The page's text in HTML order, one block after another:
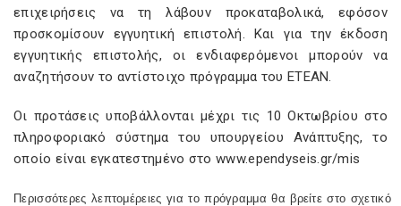
επιχειρήσεις να τη λάβουν προκαταβολικά, εφόσον
προσκομίσουν εγγυητική επιστολή. Και για την έκδοση
εγγυητικής επιστολής, οι ενδιαφερόμενοι μπορούν να
αναζητήσουν το αντίστοιχο πρόγραμμα του ΕΤΕΑΝ.
Οι προτάσεις υποβάλλονται μέχρι τις 10 Οκτωβρίου στο
πληροφοριακό σύστημα του υπουργείου Ανάπτυξης, το
οποίο είναι εγκατεστημένο στο www.ependyseis.gr/mis
Περισσότερες λεπτομέρειες για το πρόγραμμα θα βρείτε στο σχετικό